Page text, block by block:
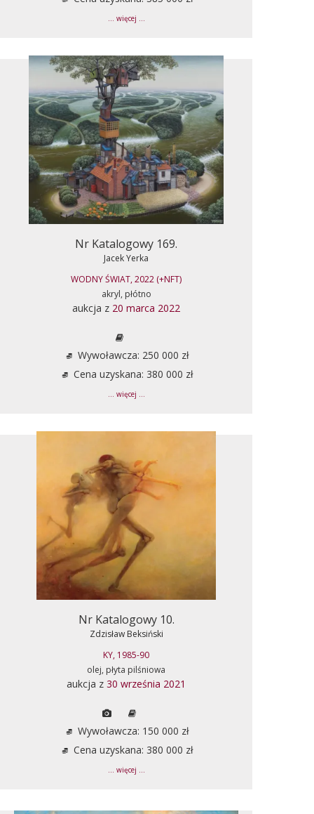
... więcej ...
Nr Katalogowy 169.
Jacek Yerka
WODNY ŚWIAT, 2022 (+NFT)
akryl, płótno
aukcja z 20 marca 2022
Wywoławcza: 250 000 zł
Cena uzyskana: 380 000 zł
... więcej ...
Nr Katalogowy 10.
Zdzisław Beksiński
KY, 1985-90
olej, płyta pilśniowa
aukcja z 30 września 2021
Wywoławcza: 150 000 zł
Cena uzyskana: 380 000 zł
... więcej ...